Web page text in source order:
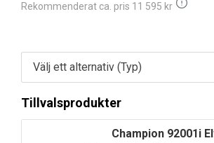
Rekommenderat ca. pris 11 595 kr
Tillvalsprodukter
Champion 92001i